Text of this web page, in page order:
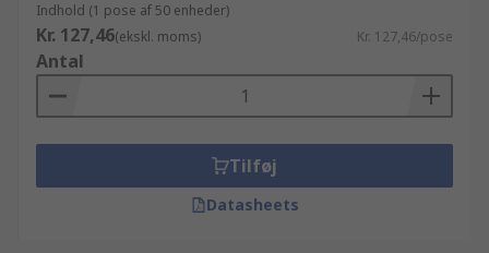
Indhold (1 pose af 50 enheder)
Kr. 127,46(ekskl. moms) Kr. 127,46/pose
Antal
Tilføj
Datasheets